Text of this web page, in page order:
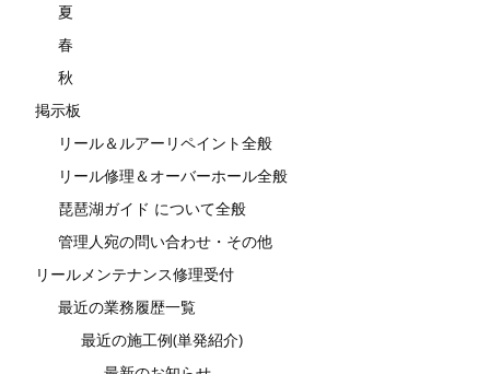
夏
春
秋
掲示板
リール＆ルアーリペイント全般
リール修理＆オーバーホール全般
琵琶湖ガイド について全般
管理人宛の問い合わせ・その他
リールメンテナンス修理受付
最近の業務履歴一覧
最近の施工例(単発紹介)